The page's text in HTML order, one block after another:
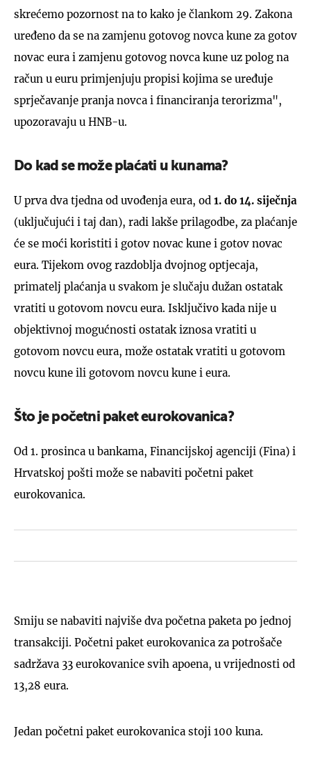
skrećemo pozornost na to kako je člankom 29. Zakona
uređeno da se na zamjenu gotovog novca kune za gotov
novac eura i zamjenu gotovog novca kune uz polog na
račun u euru primjenjuju propisi kojima se uređuje
sprječavanje pranja novca i financiranja terorizma",
upozoravaju u HNB-u.
Do kad se može plaćati u kunama?
U prva dva tjedna od uvođenja eura, od 1. do 14. siječnja
(uključujući i taj dan), radi lakše prilagodbe, za plaćanje
će se moći koristiti i gotov novac kune i gotov novac
eura. Tijekom ovog razdoblja dvojnog optjecaja,
primatelj plaćanja u svakom je slučaju dužan ostatak
vratiti u gotovom novcu eura. Isključivo kada nije u
objektivnoj mogućnosti ostatak iznosa vratiti u
gotovom novcu eura, može ostatak vratiti u gotovom
novcu kune ili gotovom novcu kune i eura.
Što je početni paket eurokovanica?
Od 1. prosinca u bankama, Financijskoj agenciji (Fina) i
Hrvatskoj pošti može se nabaviti početni paket
eurokovanica.
Smiju se nabaviti najviše dva početna paketa po jednoj
transakciji. Početni paket eurokovanica za potrošače
sadržava 33 eurokovanice svih apoena, u vrijednosti od
13,28 eura.
Jedan početni paket eurokovanica stoji 100 kuna.